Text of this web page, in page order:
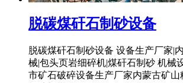
脱碳煤矸石制砂设备
脱碳煤矸石制砂设备 设备生产厂家|
械|包头页岩细碎机|煤矸石制砂 机械
市矿石破碎设备生产厂家内蒙古矿